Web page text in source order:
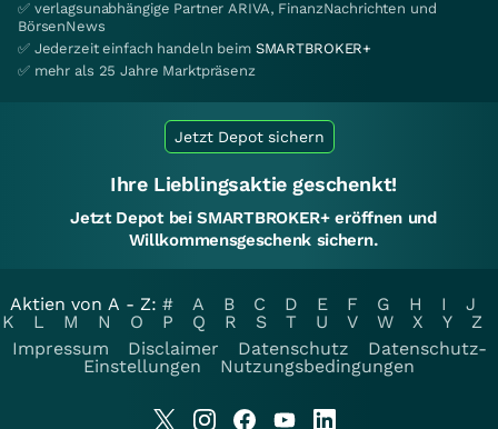
✅ verlagsunabhängige Partner ARIVA, FinanzNachrichten und
BörsenNews
✅ Jederzeit einfach handeln beim SMARTBROKER+
✅ mehr als 25 Jahre Marktpräsenz
Jetzt Depot sichern
Ihre Lieblingsaktie geschenkt!
Jetzt Depot bei SMARTBROKER+ eröffnen und
Willkommensgeschenk sichern.
Aktien von A - Z: # A B C D E F G H I
J
K
L M N O P Q R S T U V W X Y
Z
Impressum
Disclaimer Datenschutz
Datenschutz-
Einstellungen
Nutzungsbedingungen